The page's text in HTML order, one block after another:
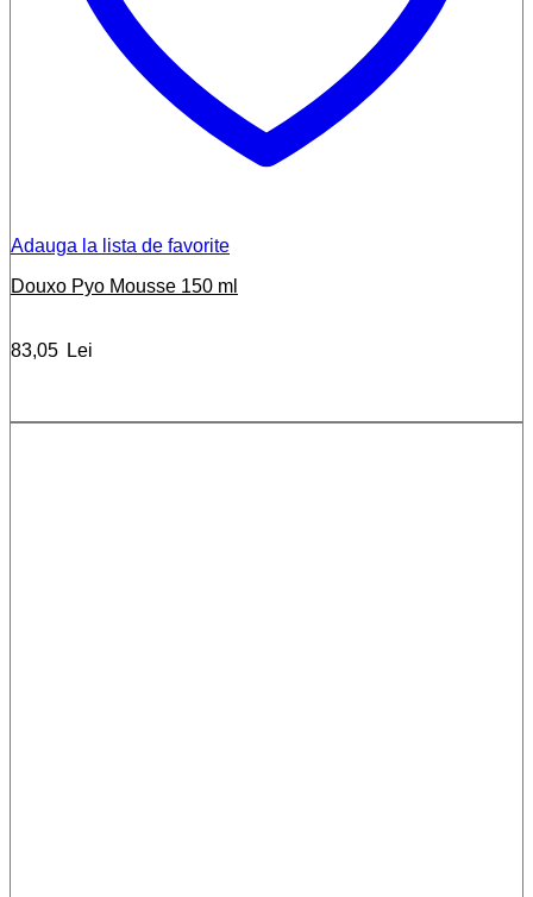
Adauga la lista de favorite
Douxo Pyo Mousse 150 ml
83,05 Lei